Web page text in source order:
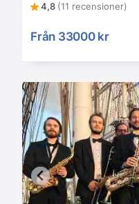
4,8 (11 recensioner)
Från 33000 kr